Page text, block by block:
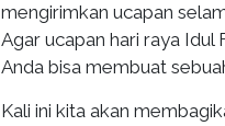
mengirimkan ucapan
Agar ucapan hari raya
Anda bisa membuat
Kali ini kita akan